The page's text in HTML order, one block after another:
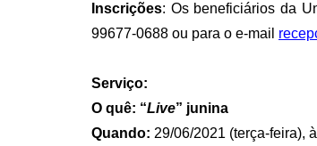
Inscrições: Os beneficiários da
99677-0688 ou para o e-mail
Serviço:
O quê: “Live” junina
Quando: 29/06/2021 (terça-feira),